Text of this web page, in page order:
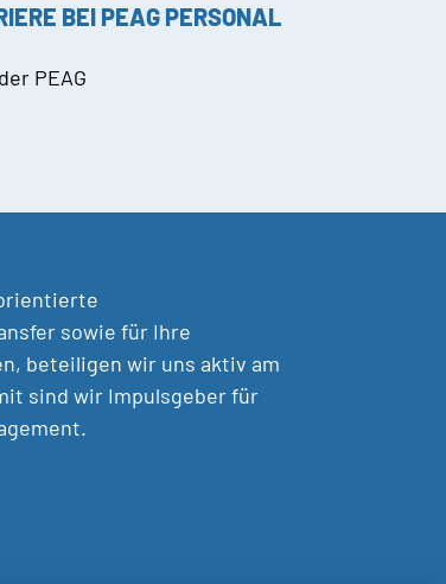
BEI PEAG PERSONAL
PEAG
sowie für Ihre
beteiligen wir uns aktiv am
sind wir Impulsgeber für